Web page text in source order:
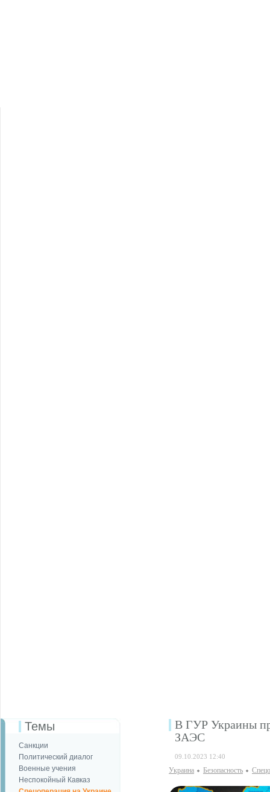
Темы
Санкции
Политический диалог
Военные учения
Неспокойный Кавказ
В ГУР Украины
ЗАЭС
09.10.2023 12:40
Украина Безопаcность